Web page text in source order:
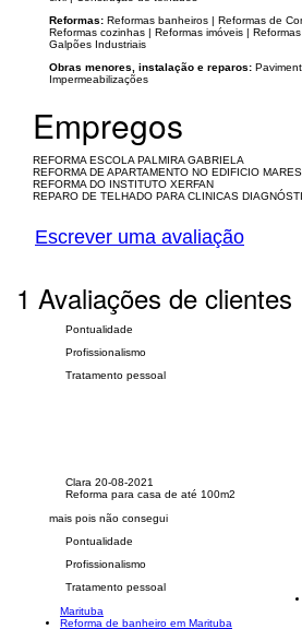
Reformas: Reformas banheiros | Reformas de
Reformas cozinhas | Reformas imóveis |
Galpões Industriais
Obras menores, instalação e reparos:
Impermeabilizações
Empregos
REFORMA ESCOLA PALMIRA GABRIELA
REFORMA DE APARTAMENTO NO EDIFICIO MARES
REFORMA DO INSTITUTO XERFAN
REPARO DE TELHADO PARA CLINICAS
Escrever uma avaliação
1 Avaliações de clientes
Pontualidade
Profissionalismo
Tratamento pessoal
Clara 20-08-2021
Reforma para casa de até 100m2
mais pois não consegui
Pontualidade
Profissionalismo
Tratamento pessoal
Marituba
Reforma de banheiro em Marituba